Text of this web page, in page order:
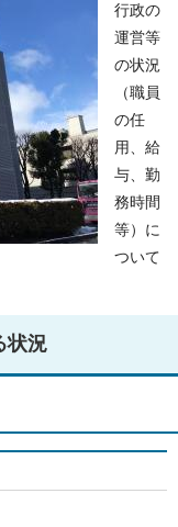
行政の
運営等
の状況
（職員
の任
用、給
与、勤
務時間
等）に
ついて
状況